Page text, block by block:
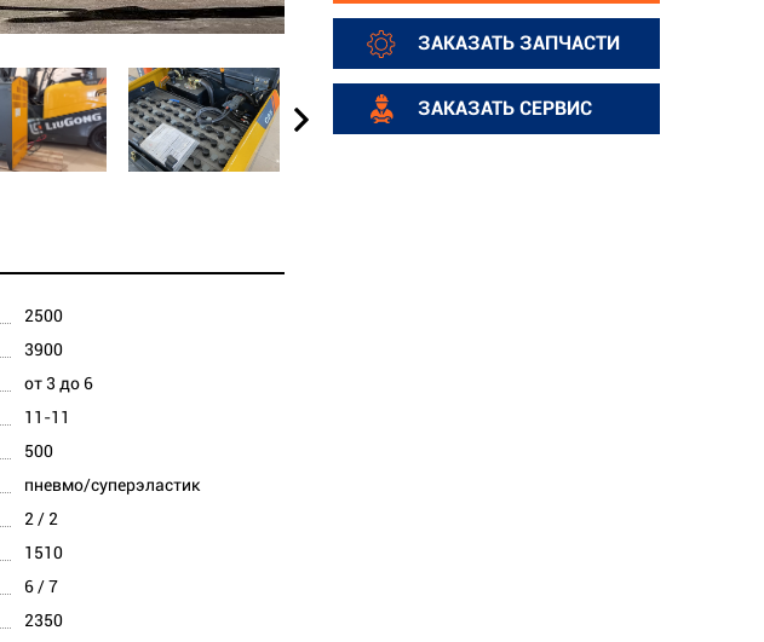
2500
3900
от 3 до 6
11-11
500
пневмо/суперэластик
2 / 2
1510
6 / 7
2350
ЗАКАЗАТЬ ЗАПЧАСТИ
ЗАКАЗАТЬ СЕРВИС